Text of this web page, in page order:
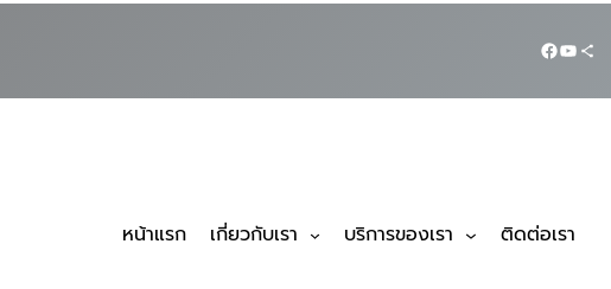
หน้าแรก เกี่ยวกับเรา บริการของเรา ติดต่อเรา